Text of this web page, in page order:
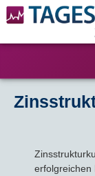
erfolgreichen